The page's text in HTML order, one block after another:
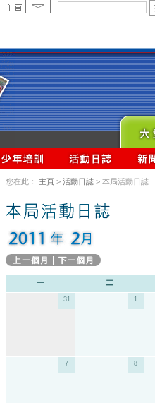
您在此： 主頁 > 活動日誌 > 本局活動日誌
31 1
7 8